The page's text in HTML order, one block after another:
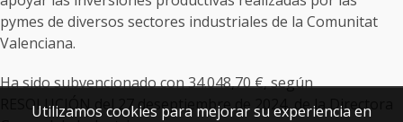
pymes de diversos sectores industriales de la Comunitat
Valenciana.
Ha sido subvencionado con 34.048,70 €, según
RESOLUCIÓN del 27 deseptiembre de 2024, de la Directora
Utilizamos cookies para mejorar su experiencia en